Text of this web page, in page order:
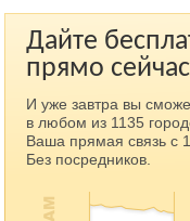
Дайте
прямо
И уже завтра вы
в любом из 1135
Ваша прямая связь с
Без посредников.